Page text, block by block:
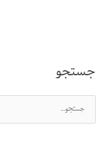
یا
جستجو
س